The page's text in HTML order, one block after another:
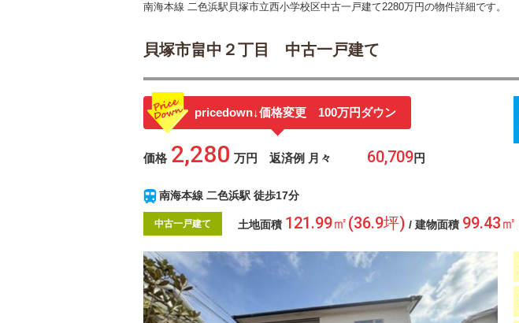
南海本線 二色浜駅貝塚市立西小学校区中古一戸建て2280万円の物件詳細です。
貝塚市畠中２丁目 中古一戸建て
pricedown↓価格変更 100万円ダウン
価格 2,280 万円 返済例 月々 円
南海本線 二色浜駅 徒歩17分
中古一戸建て 土地面積 121.99㎡(36.9坪) / 建物面積 99.43㎡